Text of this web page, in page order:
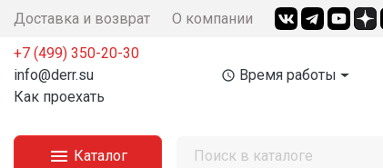
Доставка и возврат О компании
+7 (499) 350-20-30
info@derr.su
Как проехать
access_time Время работы
 Каталог